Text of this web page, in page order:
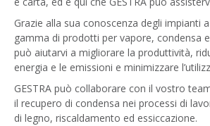
Grazie alla sua conoscenza degli impianti
gamma di prodotti per vapore, condensa
può aiutarvi a migliorare la produttività,
energia e le emissioni e minimizzare
GESTRA può collaborare con il vostro
il recupero di condensa nei processi di
di legno, riscaldamento ed essiccazione.